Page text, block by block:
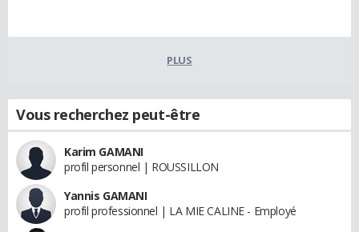
PLUS
Vous recherchez peut-être
Karim GAMANI
profil personnel | ROUSSILLON
Yannis GAMANI
profil professionnel | LA MIE CALINE - Employé